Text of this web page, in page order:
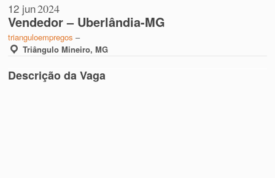
12 jun2024
Vendedor – Uberlândia-MG
trianguloempregos –
Triângulo Mineiro, MG
Descrição da Vaga